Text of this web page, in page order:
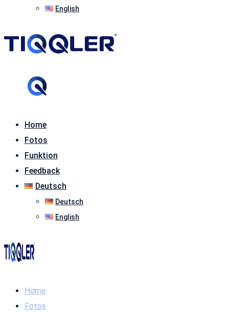
English
Home
Fotos
Funktion
Feedback
Deutsch
Deutsch
English
Home
Fotos